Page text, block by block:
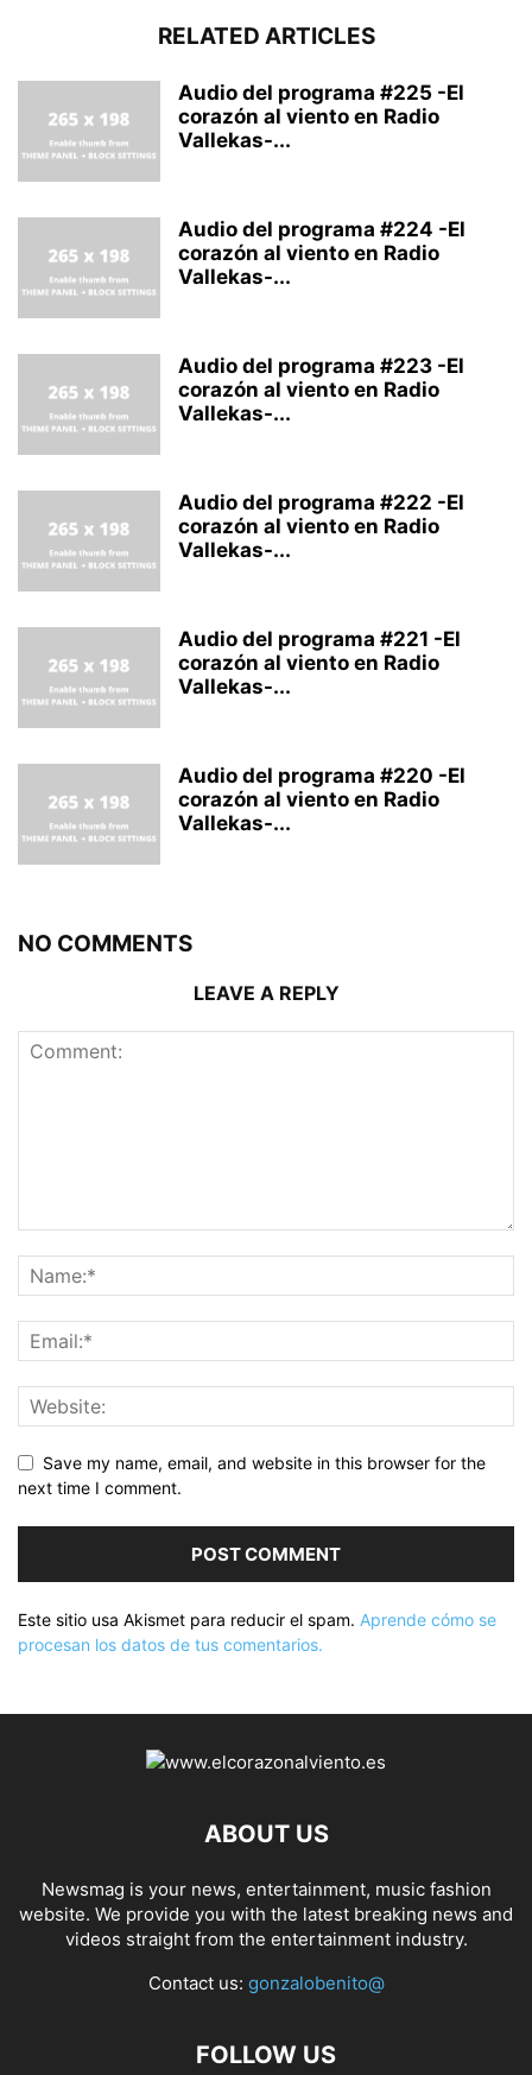
RELATED ARTICLES
Audio del programa #225 -El
corazón al viento en Radio
Vallekas-...
Audio del programa #224 -El
corazón al viento en Radio
Vallekas-...
Audio del programa #223 -El
corazón al viento en Radio
Vallekas-...
Audio del programa #222 -El
corazón al viento en Radio
Vallekas-...
Audio del programa #221 -El
corazón al viento en Radio
Vallekas-...
Audio del programa #220 -El
corazón al viento en Radio
Vallekas-...
NO COMMENTS
LEAVE A REPLY
Save my name, email, and website in this browser for the
next time I comment.
Este sitio usa Akismet para reducir el spam. Aprende cómo se
procesan los datos de tus comentarios.
ABOUT US
Newsmag is your news, entertainment, music fashion
website. We provide you with the latest breaking news and
videos straight from the entertainment industry.
Contact us: gonzalobenito@
FOLLOW US